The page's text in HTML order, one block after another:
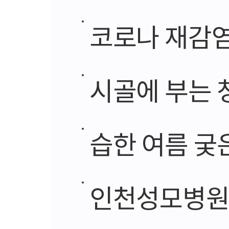
코로나 재감염
시골에 부는
습한 여름 궂
인천성모병원,